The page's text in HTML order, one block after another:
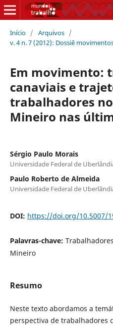
Início / Arquivos /
v. 4 n. 7 (2012): Dossiê
Em movimento:
canaviais e
trabalhadores
Mineiro nas
Sérgio Paulo Morais
Universidade Federal de
Paulo Roberto de Almeida
Universidade Federal de
DOI: https://doi.org/10.5007/
Palavras-chave:
Mineiro
Resumo
Neste texto abordamos a
perspectiva de trabalhadores